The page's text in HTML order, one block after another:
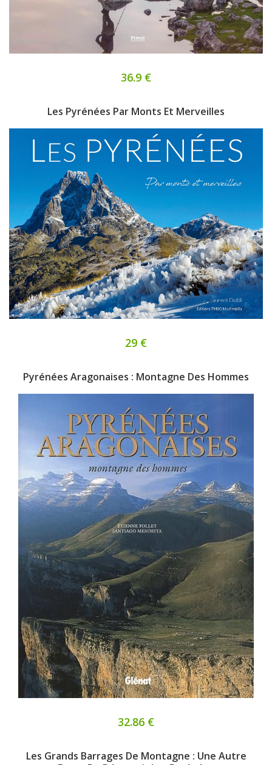
36.9 €
Les Pyrénées Par Monts Et Merveilles
29 €
Pyrénées Aragonaises : Montagne Des Hommes
32.86 €
Les Grands Barrages De Montagne : Une Autre